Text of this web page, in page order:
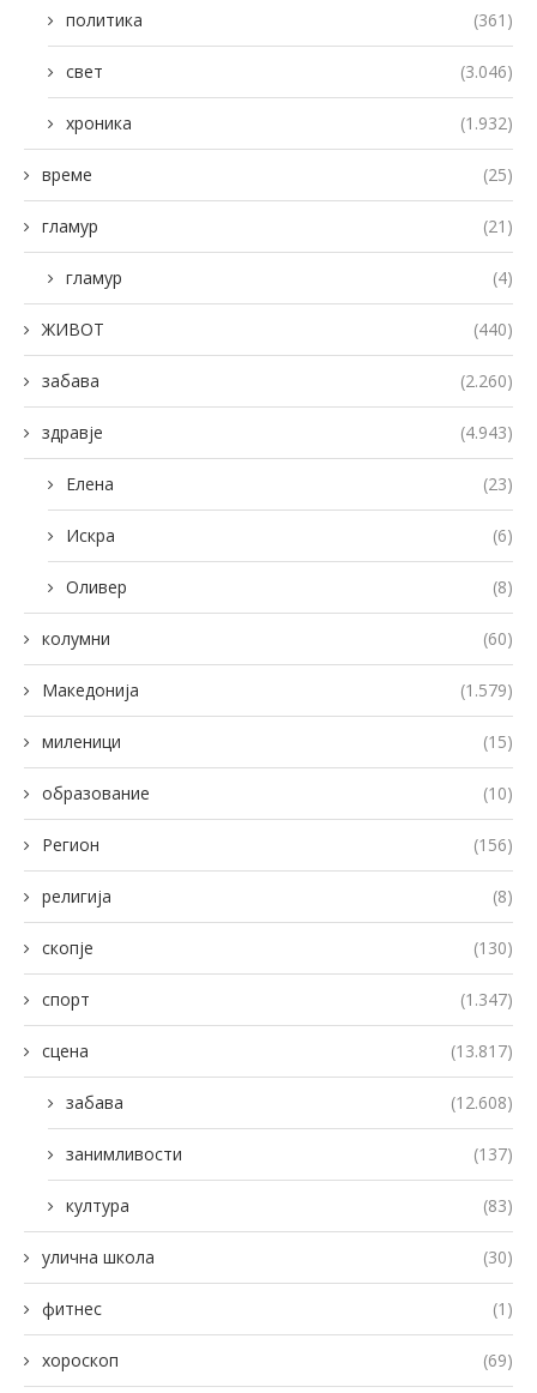
политика (361)
свет (3.046)
хроника (1.932)
време (25)
гламур (21)
гламур (4)
ЖИВОТ (440)
забава (2.260)
здравје (4.943)
Елена (23)
Искра (6)
Оливер (8)
колумни (60)
Македонија (1.579)
миленици (15)
образование (10)
Регион (156)
религија (8)
скопје (130)
спорт (1.347)
сцена (13.817)
забава (12.608)
занимливости (137)
култура (83)
улична школа (30)
фитнес (1)
хороскоп (69)